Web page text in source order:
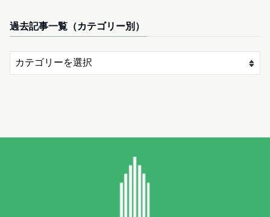
過去記事一覧（カテゴリー別）